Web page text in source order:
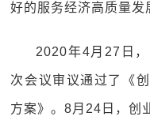
好的服务经济高质量发
2020年4月27日
次会议审议通过了《
方案》。8月24日，创